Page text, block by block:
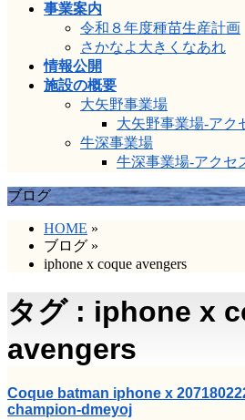
事業案内
令和８年度種苗生産計画
さかなよ大きくなあれ
情報公開
施設の概要
大矢野事業場
大矢野事業場-アク
牛深事業場
牛深事業場-アクセ
ブログ
HOME »
ブログ »
iphone x coque avengers
タグ : iphone x
avengers
Coque batman iphone x
champion-dmeyoj